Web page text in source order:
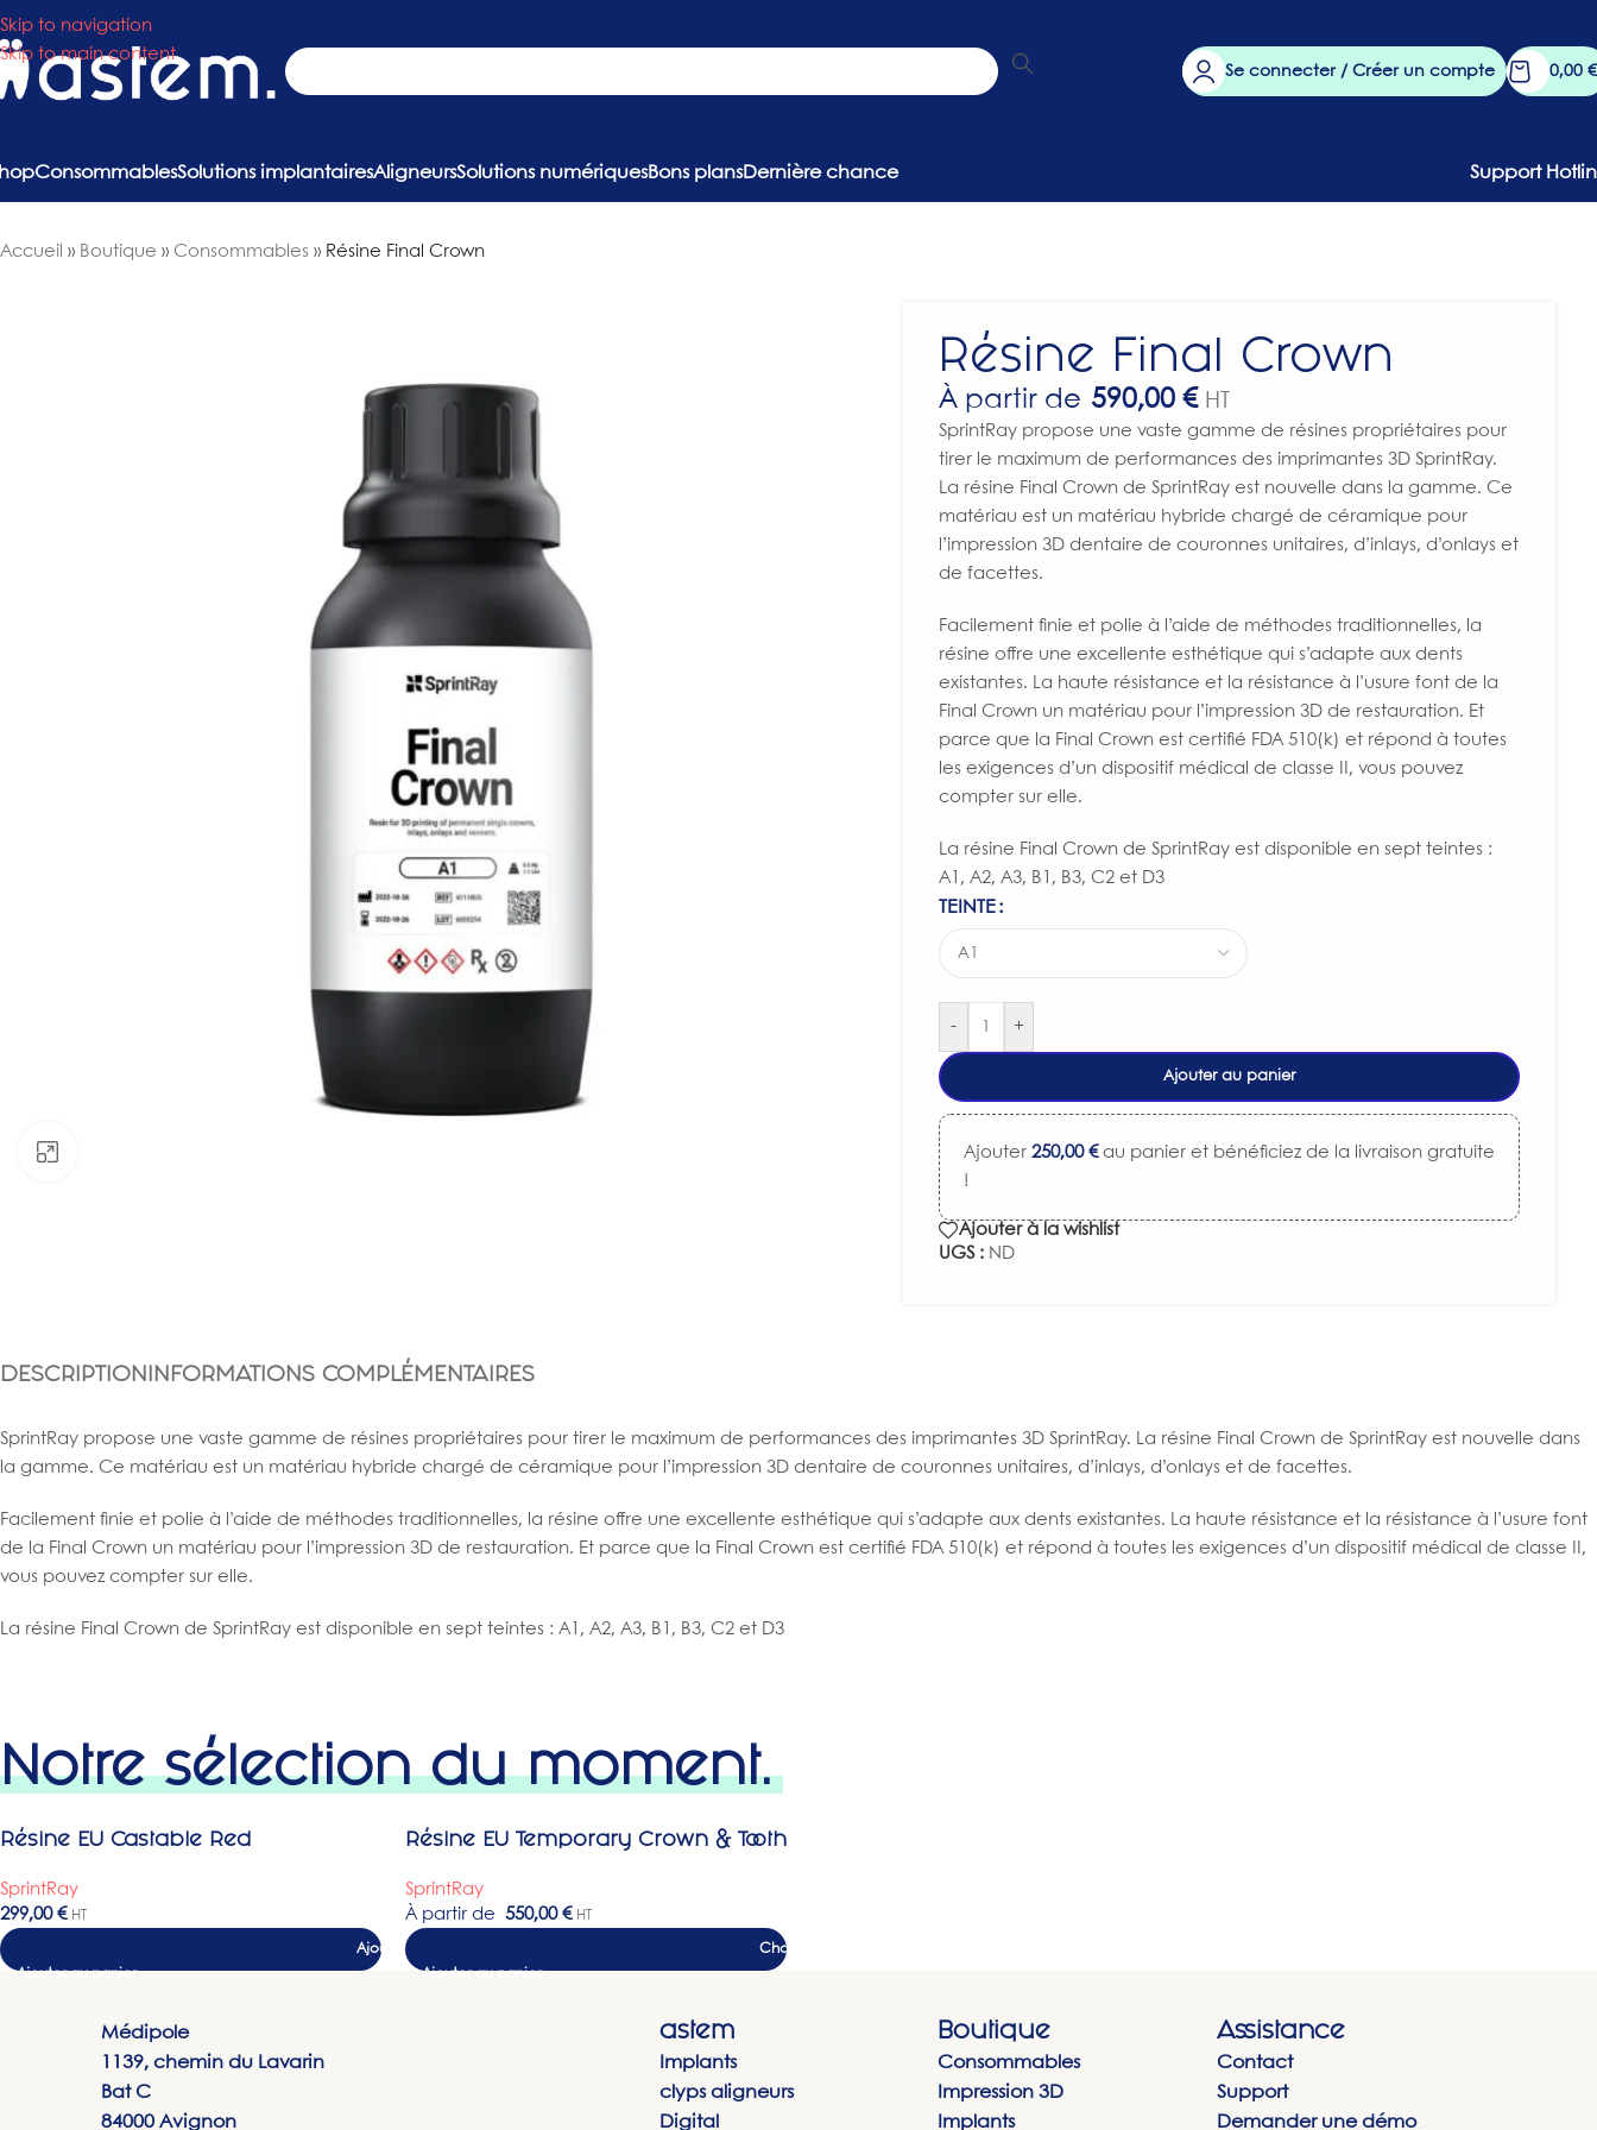
Skip to navigation
Skip to main content
Se connecter / Créer un compte
0,00 €
ConsommablesSolutions implantairesAligneursSolutions numériquesBons plansDernière chance Support
Accueil » Boutique » Consommables » Résine Final Crown
Résine Final Crown
À partir de 590,00 € HT
SprintRay propose une vaste gamme de résines propriétaires pour
tirer le maximum de performances des imprimantes 3D SprintRay.
La résine Final Crown de SprintRay est nouvelle dans la gamme. Ce
matériau est un matériau hybride chargé de céramique pour
l’impression 3D dentaire de couronnes unitaires, d’inlays, d’onlays et
de facettes.
Facilement finie et polie à l’aide de méthodes traditionnelles, la
résine offre une excellente esthétique qui s’adapte aux dents
existantes. La haute résistance et la résistance à l’usure font de la
Final Crown un matériau pour l’impression 3D de restauration. Et
parce que la Final Crown est certifié FDA 510(k) et répond à toutes
les exigences d’un dispositif médical de classe II, vous pouvez
compter sur elle.
La résine Final Crown de SprintRay est disponible en sept teintes :
A1, A2, A3, B1, B3, C2 et D3
TEINTE
- +
Ajouter au panier
Ajouter 250,00 €au panier et bénéficiez de la livraison gratuite
!
Ajouter à la wishlist
UGS : ND
DESCRIPTION INFORMATIONS COMPLÉMENTAIRES
SprintRay propose une vaste gamme de résines propriétaires pour tirer le maximum de performances des imprimantes 3D SprintRay. La résine Final Crown de SprintRay est nouvelle dans
la gamme. Ce matériau est un matériau hybride chargé de céramique pour l’impression 3D dentaire de couronnes unitaires, d’inlays, d’onlays et de facettes.
Facilement finie et polie à l’aide de méthodes traditionnelles, la résine offre une excellente esthétique qui s’adapte aux dents existantes. La haute résistance et la résistance à l’usure font
de la Final Crown un matériau pour l’impression 3D de restauration. Et parce que la Final Crown est certifié FDA 510(k) et répond à toutes les exigences d’un dispositif médical de classe II,
vous pouvez compter sur elle.
La résine Final Crown de SprintRay est disponible en sept teintes : A1, A2, A3, B1, B3, C2 et D3
Notre sélection du moment.
Résine EU Castable Red
SprintRay
299,00 € HT
Ajouter au panier
Résine EU Temporary Crown & Tooth
SprintRay
À partir de
550,00 € HT
Choix des options
Médipole
1139, chemin du Lavarin
Bat C
84000 Avignon
astem
Implants
clyps aligneurs
Digital
Boutique
Consommables
Impression 3D
Implants
Assistance
Contact
Support
Demander une démo